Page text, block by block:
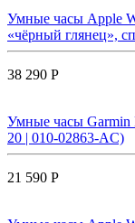
Умные часы Apple
«чёрный глянец»,
38 290 Р
Умные часы Garmin
20 | 010-02863-AC)
21 590 Р